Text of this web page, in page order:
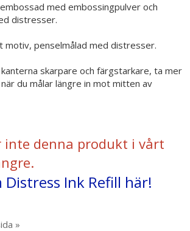
med embossingpulver och
distresser.
motiv, penselmålad med distresser.
skarpare och färgstarkare, ta mer
du målar längre in mot mitten av
inte denna produkt i vårt
Distress Ink Refill här!
»